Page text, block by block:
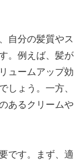
自分の髪質やス
。例えば、髪が
ュームアップ効
しょう。一方、
あるクリームや
です。まず、適